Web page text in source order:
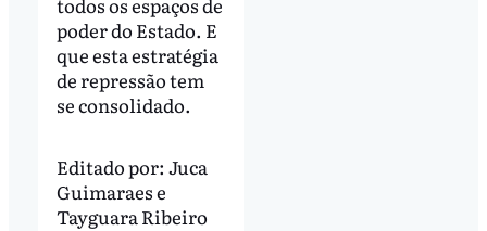
poder do Estado. E
que esta estratégia
de repressão tem
se consolidado.
Editado por: Juca
Guimaraese
Tayguara Ribeiro